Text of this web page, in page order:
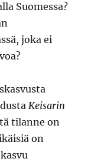
Suomessa?
joka ei
Keisarin
tilanne on
on